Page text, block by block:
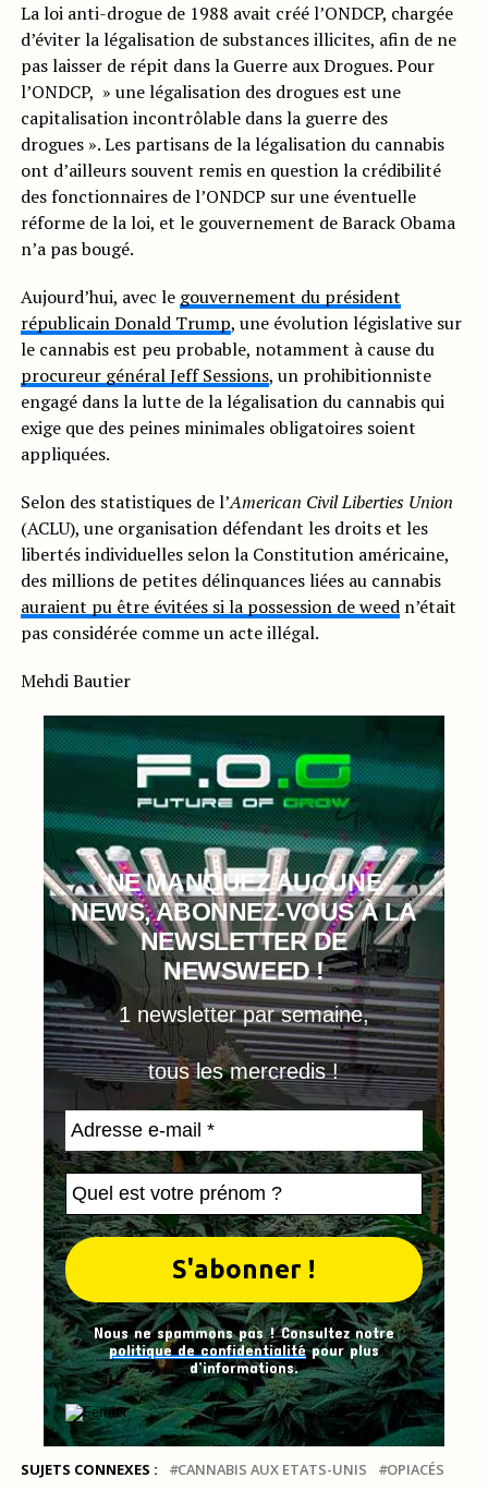
La loi anti-drogue de 1988 avait créé l’ONDCP, chargée
d’éviter la légalisation de substances illicites, afin de ne
pas laisser de répit dans la Guerre aux Drogues. Pour
l’ONDCP, » une légalisation des drogues est une
capitalisation incontrôlable dans la guerre des
drogues ». Les partisans de la légalisation du cannabis
ont d’ailleurs souvent remis en question la crédibilité
des fonctionnaires de l’ONDCP sur une éventuelle
réforme de la loi, et le gouvernement de Barack Obama
n’a pas bougé.
Aujourd’hui, avec le gouvernement du président
républicain Donald Trump, une évolution législative sur
le cannabis est peu probable, notamment à cause du
procureur général Jeff Sessions, un prohibitionniste
engagé dans la lutte de la légalisation du cannabis qui
exige que des peines minimales obligatoires soient
appliquées.
Selon des statistiques de l’American Civil Liberties Union
(ACLU), une organisation défendant les droits et les
libertés individuelles selon la Constitution américaine,
des millions de petites délinquances liées au cannabis
auraient pu être évitées si la possession de weedn’était
pas considérée comme un acte illégal.
Mehdi Bautier
NE MANQUEZ AUCUNE
NEWS, ABONNEZ-VOUS À LA
NEWSLETTER DE
NEWSWEED !
1 newsletter par semaine,
tous les mercredis !
Nous ne spammons pas ! Consultez notre
politique de confidentialitépour plus
d’informations.
SUJETS CONNEXES : CANNABIS AUX ETATS-UNIS OPIACÉS